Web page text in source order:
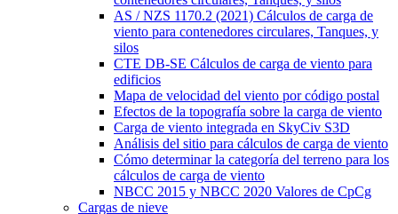
AS / NZS 1170.2 (2021) Cálculos de carga de
viento para contenedores circulares, Tanques, y
silos
CTE DB-SE Cálculos de carga de viento para
edificios
Mapa de velocidad del viento por código postal
Efectos de la topografía sobre la carga de viento
Carga de viento integrada en SkyCiv S3D
Análisis del sitio para cálculos de carga de viento
Cómo determinar la categoría del terreno para los
cálculos de carga de viento
NBCC 2015 y NBCC 2020 Valores de CpCg
Cargas de nieve